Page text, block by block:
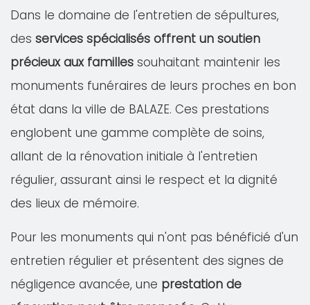
Dans le domaine de l'entretien de sépultures,
des services spécialisés offrent un soutien
précieux aux familles souhaitant maintenir les
monuments funéraires de leurs proches en bon
état dans la ville de BALAZE. Ces prestations
englobent une gamme complète de soins,
allant de la rénovation initiale à l'entretien
régulier, assurant ainsi le respect et la dignité
des lieux de mémoire.
Pour les monuments qui n'ont pas bénéficié d'un
entretien régulier et présentent des signes de
négligence avancée, une prestation de